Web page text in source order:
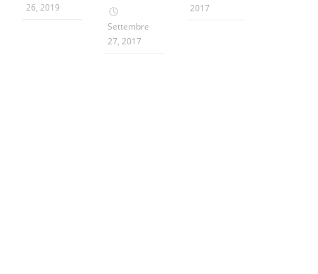
26, 2019
Settembre
27, 2017
2017